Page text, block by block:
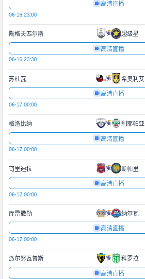
高清直播
06-16 23:00
陶格夫匹尔斯 超级星
高清直播
06-16 23:30
苏杜瓦 希奥利艾
高清直播
06-17 00:00
格洛比纳 利耶帕亚
高清直播
06-17 00:00
哥里迪拉 斯帕里
高清直播
06-17 00:00
库雷撒勒 纳尔瓦
高清直播
06-17 00:00
派尔努瓦普斯 科罗拉
高清直播